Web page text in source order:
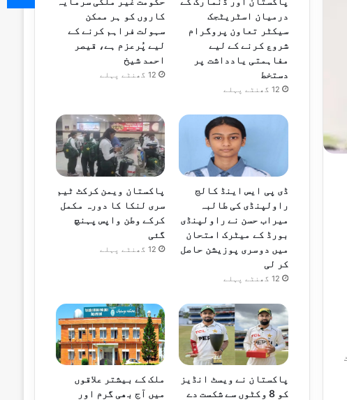
درمیان اسٹریٹجک
سیکٹر تعاون پروگرام
شروع کرنے کے لیے
مفاہمتی یادداشت پر
دستخط
12 گھنٹے پہلے
کاروں کو ہر ممکن
سہولت فراہم کرنے کے
لیے پُرعزم ہے، قیصر
احمد شیخ
12 گھنٹے پہلے
ڈی پی ایس اینڈ کالج
راولپنڈی کی طالبہ
میراب حسن نے راولپنڈی
بورڈ کے میٹرک امتحان
میں دوسری پوزیشن حاصل
کر لی
12 گھنٹے پہلے
پاکستان ویمن کرکٹ ٹیم
سری لنکا کا دورہ مکمل
کرکے وطن واپس پہنچ
گئی
12 گھنٹے پہلے
پاکستان نے ویسٹ انڈیز
کو 8 وکٹوں سے شکست دے
ملک کے بیشتر علاقوں
میں آج بھی گرم اور